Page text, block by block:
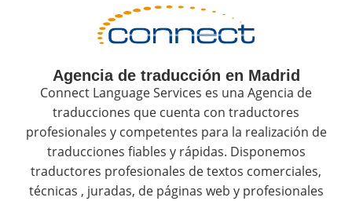
Agencia de traducción en Madrid
Connect Language Services es una Agencia de
traducciones que cuenta con traductores
profesionales y competentes para la realización de
traducciones fiables y rápidas. Disponemos
traductores profesionales de textos comerciales,
técnicas , juradas, de páginas web y profesionales